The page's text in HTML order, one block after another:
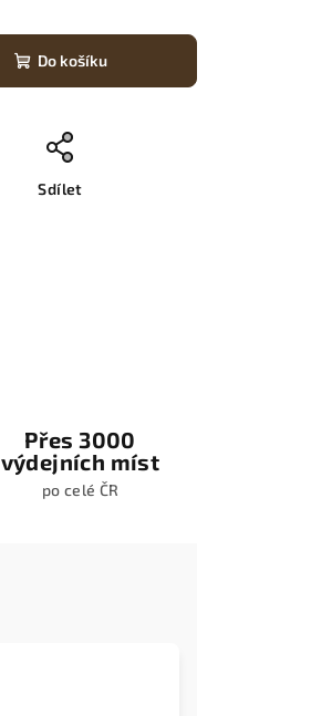
Do košíku
Sdílet
Přes 3000
výdejních míst
po celé ČR